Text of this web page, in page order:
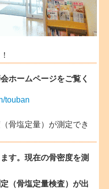
ホームページをご覧く
touban
骨塩定量）が測定でき
す。現在の骨密度を測
（骨塩定量検査）が出